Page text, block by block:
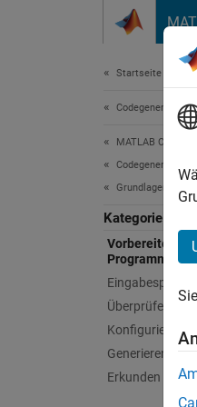
Startseite der
Codegenerierung
MATLAB Coder
Codegenerierung
Grundlagen der
Kategorie
Vorbereiten
Programmcodes
Überprüfen auf
Konfigurieren
Generieren von
Erkunden des